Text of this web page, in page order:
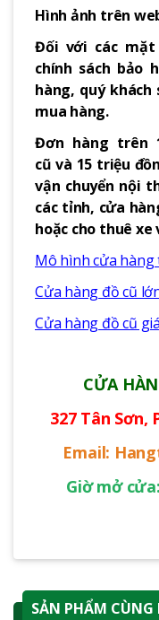
Hình ảnh trên
Đối với các
chính sách bảo
hàng, quý
mua hàng.
Đơn hàng trên
cũ và 15 triệu
vận chuyển nội
các tỉnh, cửa
hoặc cho thuê
Mô hình cửa hàng
Cửa hàng đồ cũ
Cửa hàng đồ cũ
CỬA
327 Tân Sơn,
Email:
Giờ mở
SẢN PHẨM CÙNG